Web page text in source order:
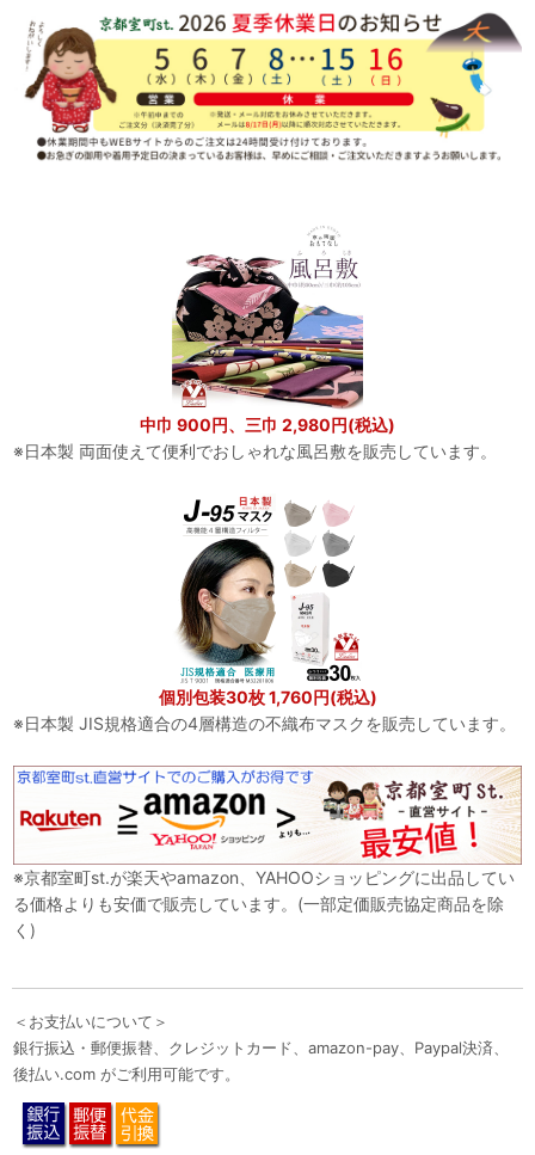
中巾 900円、三巾 2,980円(税込)
※日本製 両面使えて便利でおしゃれな風呂敷を販売しています。
個別包装30枚 1,760円(税込)
※日本製 JIS規格適合の4層構造の不織布マスクを販売しています。
※京都室町st.が楽天やamazon、YAHOOショッピングに出品してい
る価格よりも安価で販売しています。(一部定価販売協定商品を除
く)
＜お支払いについて＞
銀行振込・郵便振替、クレジットカード、amazon-pay、Paypal決済、
後払い.com がご利用可能です。